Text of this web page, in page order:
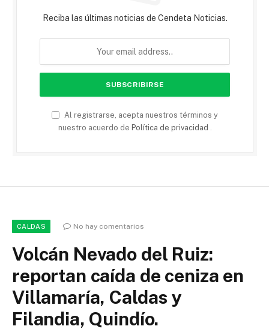
Reciba las últimas noticias de Cendeta Noticias.
Al registrarse, acepta nuestros términos y
nuestro acuerdo de Política de privacidad
CALDAS No hay comentarios
Volcán Nevado del Ruiz:
reportan caída de ceniza en
Villamaría, Caldas y
Filandia, Quindío.